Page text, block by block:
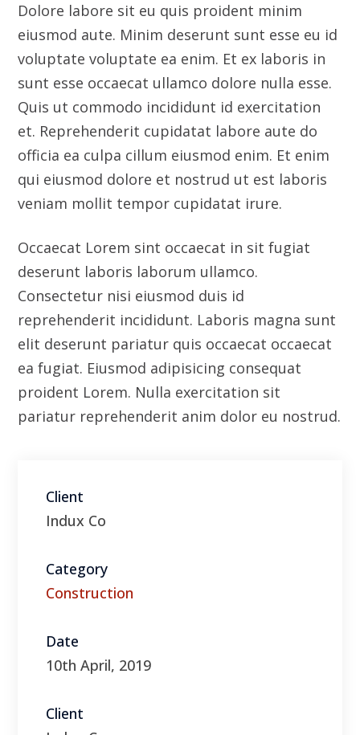
qui eiusmod dolore et nostrud ut est laboris
veniam mollit tempor cupidatat irure.
Occaecat Lorem sint occaecat in sit fugiat
deserunt laboris laborum ullamco.
Consectetur nisi eiusmod duis id
reprehenderit incididunt. Laboris magna sunt
elit deserunt pariatur quis occaecat occaecat
ea fugiat. Eiusmod adipisicing consequat
pariatur reprehenderit anim dolor eu nostrud.
Client
Indux Co
Category
Construction
10th April, 2019
Indux Co
Visit Website